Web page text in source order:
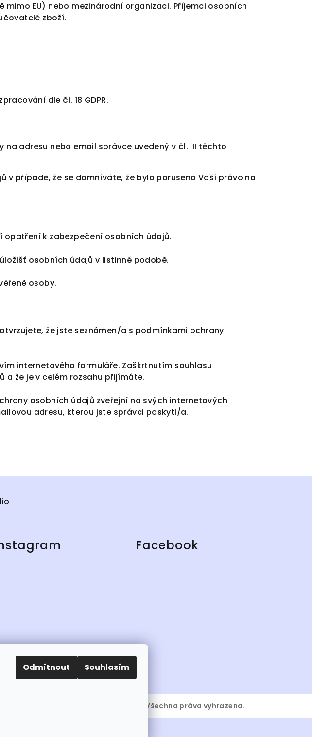
Odmítnout Souhlasím
EU) nebo mezinárodní organizaci. Příjemci osobních
zboží.
dle čl. 18 GDPR.
adresu nebo email správce uvedený v čl. III těchto
případě, že se domníváte, že bylo porušeno Vaší právo na
opatření k zabezpečení osobních údajů.
osobních údajů v listinné podobě.
osoby.
že jste seznámen/a s podmínkami ochrany
internetového formuláře. Zaškrtnutím souhlasu
že je v celém rozsahu přijímáte.
osobních údajů zveřejní na svých internetových
adresu, kterou jste správci poskytl/a.
Facebook
. Všechna práva vyhrazena.